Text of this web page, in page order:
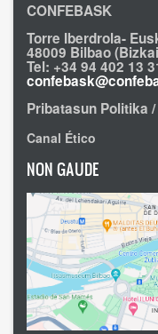
CONFEBASK
Torre Iberdrola-
48009 Bilbao
Tel: +34 94 402 13
Pribatasun Politika
Canal Ético
NON GAUDE